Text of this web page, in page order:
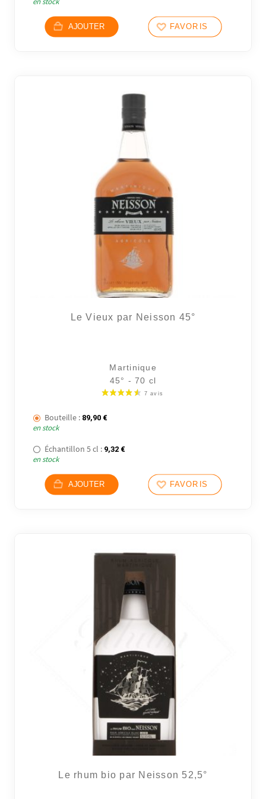
AJOUTER FAVORIS
Le Vieux par Neisson 45°
Martinique
45° - 70 cl
Bouteille : 89,90 €
en stock
Échantillon 5 cl : 9,32 €
en stock
AJOUTER FAVORIS
Le rhum bio par Neisson 52,5°